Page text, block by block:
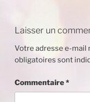
Laisser un
Votre adresse e-mail
obligatoires sont
Commentaire*